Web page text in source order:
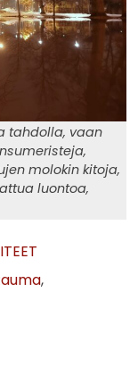
tahdolla, vaan
molokin kitoja,
luontoa,